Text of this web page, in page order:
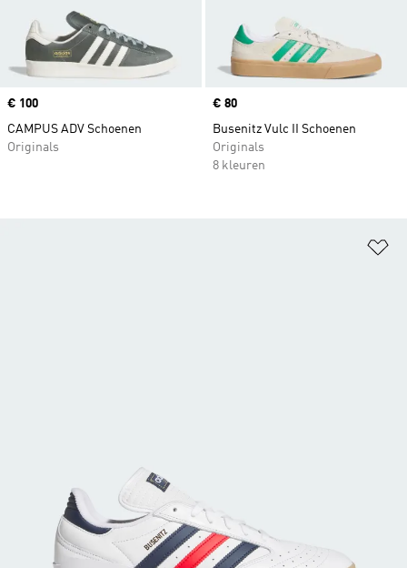
Price
€ 100
CAMPUS ADV Schoenen
Originals
Price
€ 80
Busenitz Vulc II Schoenen
Originals
8 kleuren